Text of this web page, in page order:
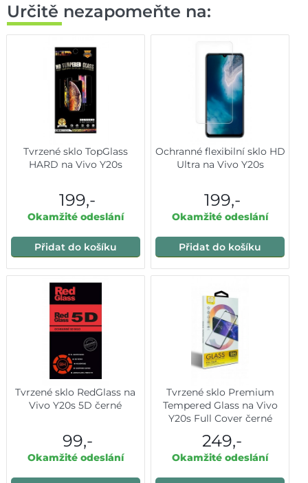
Určitě nezapomeňte na:
Tvrzené sklo TopGlass
HARD na Vivo Y20s
199,-
Okamžité odeslání
Přidat do košíku
Ochranné flexibilní sklo HD
Ultra na Vivo Y20s
199,-
Okamžité odeslání
Přidat do košíku
Tvrzené sklo RedGlass na
Vivo Y20s 5D černé
99,-
Okamžité odeslání
Tvrzené sklo Premium
Tempered Glass na Vivo
Y20s Full Cover černé
249,-
Okamžité odeslání